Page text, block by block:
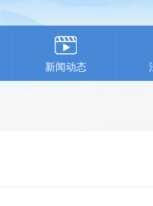
新闻动态